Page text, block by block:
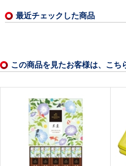
最近チェックした商品
この商品を見たお客様は、こち